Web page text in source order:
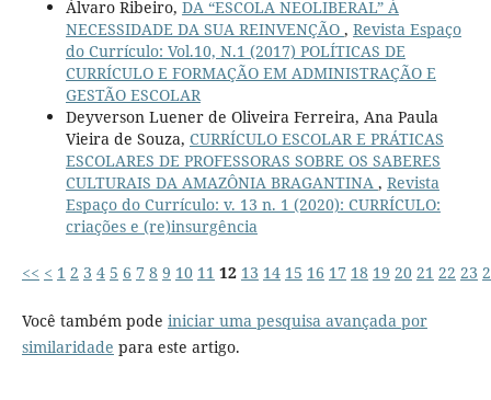
Álvaro Ribeiro, DA “ESCOLA NEOLIBERAL” À
NECESSIDADE DA SUA REINVENÇÃO , Revista Espaço
do Currículo: Vol.10, N.1 (2017) POLÍTICAS DE
CURRÍCULO E FORMAÇÃO EM ADMINISTRAÇÃO E
GESTÃO ESCOLAR
Deyverson Luener de Oliveira Ferreira, Ana Paula
Vieira de Souza, CURRÍCULO ESCOLAR E PRÁTICAS
ESCOLARES DE PROFESSORAS SOBRE OS SABERES
CULTURAIS DA AMAZÔNIA BRAGANTINA , Revista
Espaço do Currículo: v. 13 n. 1 (2020): CURRÍCULO:
criações e (re)insurgência
<< < 1 2 3 4 5 6 7 8 9 10 11 12 13 14 15 16 17 18 19 20 21 22 23
Você também pode iniciar uma pesquisa avançada por
similaridade para este artigo.